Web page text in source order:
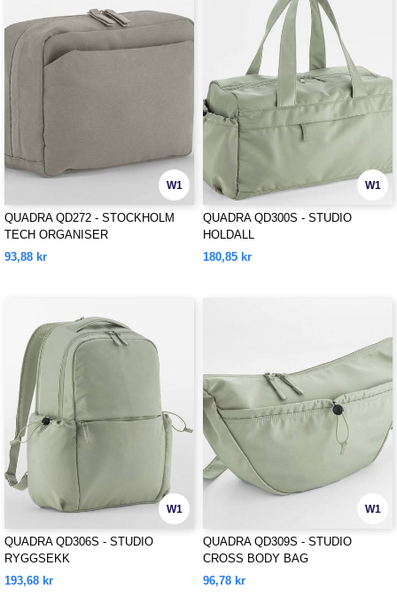
W1
QUADRA QD272 - STOCKHOLM
TECH ORGANISER
93,88 kr
W1
QUADRA QD300S - STUDIO
HOLDALL
180,85 kr
W1
QUADRA QD306S - STUDIO
RYGGSEKK
193,68 kr
W1
QUADRA QD309S - STUDIO
CROSS BODY BAG
96,78 kr